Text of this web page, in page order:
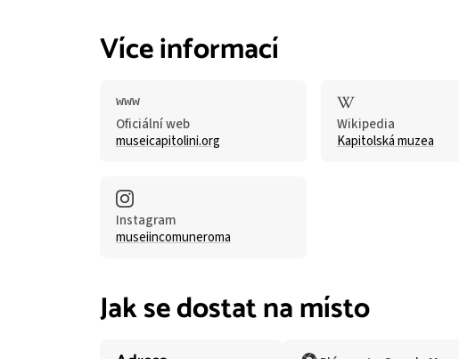
Více informací
Oficiální web
museicapitolini.org
Wikipedia
Kapitolská muzea
Instagram
museiincomuneroma
Jak se dostat na místo